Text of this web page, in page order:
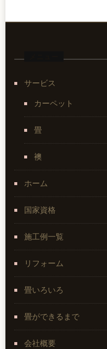
サービス
カーペット
畳
襖
ホーム
国家資格
施工例一覧
リフォーム
畳いろいろ
畳ができるまで
会社概要